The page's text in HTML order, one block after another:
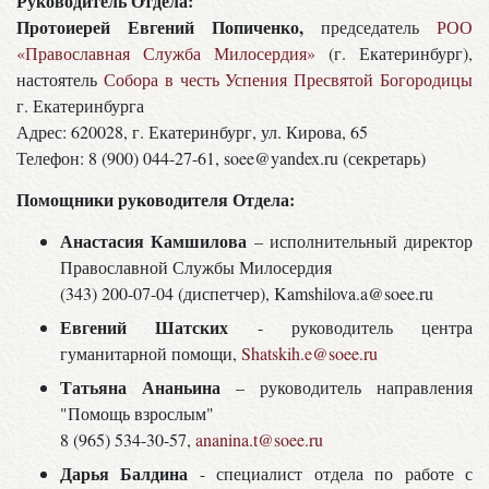
Протоиерей Евгений Попиченко, председатель РОО
«Православная Служба Милосердия» (г. Екатеринбург),
настоятель Собора в честь Успения Пресвятой Богородицы
г. Екатеринбурга
Адрес: 620028, г. Екатеринбург, ул. Кирова, 65
Телефон: 8 (900) 044-27-61, soee@yandex.ru (секретарь)
Помощники руководителя Отдела:
Анастасия Камшилова – исполнительный директор
Православной Службы Милосердия
(343) 200-07-04 (диспетчер), Kamshilova.a@soee.ru
Евгений Шатских - руководитель центра
гуманитарной помощи, Shatskih.e@soee.ru
Татьяна Ананьина – руководитель направления
"Помощь взрослым"
8 (965) 534-30-57, ananina.t@soee.ru
Дарья Балдина - специалист отдела по работе с